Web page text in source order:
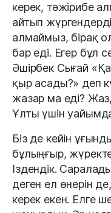
керек, тәжірибе
айтып
алмаймыз, бірақ
бар еді. Егер бұл
Әшірбек Сығай
қыр асады?» деп
жазар ма еді?
Ұлты үшін
Біз де кейін
бұлыңғыр,
Іздендік.
деген ел өнерін
керек екен. Елге